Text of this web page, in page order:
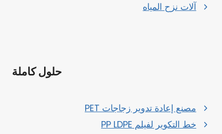
آلات نزح المياه
حلول كاملة
مصنع إعادة تدوير زجاجات PET
خط التكوير لفيلم PP LDPE